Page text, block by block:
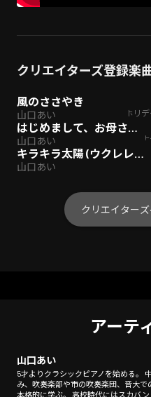
クリエイターズ登録楽
風のささやき
山口あい
ホリ
はじめまして、お母さんです。
山口あい
オルタ
キラキラ太陽 (ウクレレ弾き語りver.)
山口あい
オルタナ
クリエイター
アーテ
山口あい
5才よりクラシックピアノを始める。
み、吹奏楽部や市の吹奏楽団、音大
本格的に学ぶ。 高校時代にはスカバ